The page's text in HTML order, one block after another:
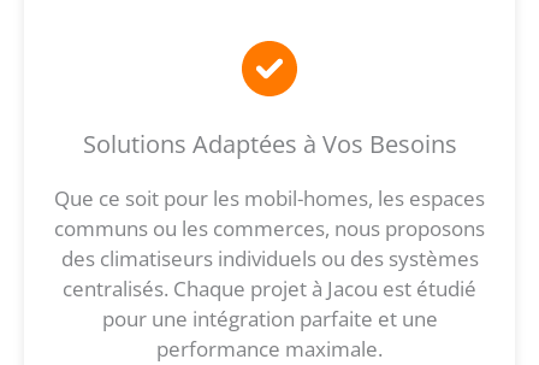
Solutions Adaptées à Vos Besoins
Que ce soit pour les mobil-homes, les espaces
communs ou les commerces, nous proposons
des climatiseurs individuels ou des systèmes
centralisés. Chaque projet à Jacou est étudié
pour une intégration parfaite et une
performance maximale.